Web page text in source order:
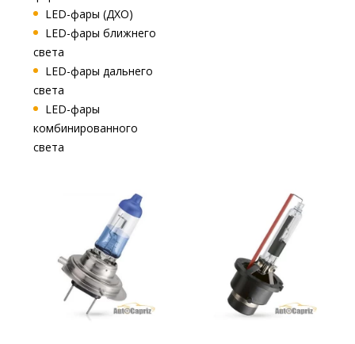
LED-фары (ДХО)
LED-фары ближнего
света
LED-фары дальнего
света
LED-фары
комбинированного
света